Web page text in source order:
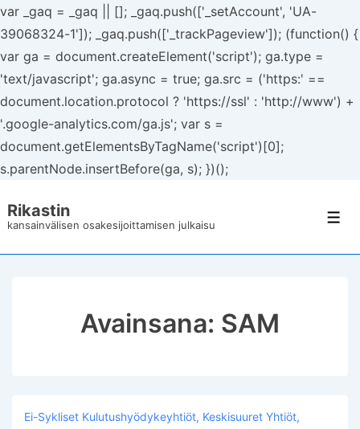
var _gaq = _gaq || []; _gaq.push(['_setAccount', 'UA-
39068324-1']); _gaq.push(['_trackPageview']); (function() {
var ga = document.createElement('script'); ga.type =
'text/javascript'; ga.async = true; ga.src = ('https:' ==
document.location.protocol ? 'https://ssl' : 'http://www') +
'.google-analytics.com/ga.js'; var s =
document.getElementsByTagName('script')[0];
s.parentNode.insertBefore(ga, s); })();
Siirry
Rikastin
kansainvälisen osakesijoittamisen julkaisu
Avainsana: SAM
Ei-Sykliset Kulutushyödykeyhtiöt, Keskisuuret Yhtiöt,